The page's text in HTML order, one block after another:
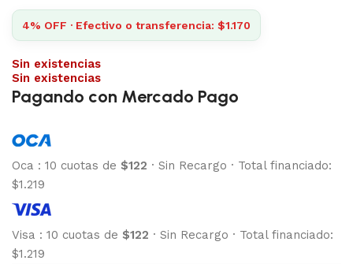
4% OFF · Efectivo o transferencia: $1.170
Sin existencias
Sin existencias
Pagando con Mercado Pago
Oca : 10 cuotas de $122 · Sin Recargo · Total financiado:
$1.219
Visa : 10 cuotas de $122 · Sin Recargo · Total financiado:
$1.219